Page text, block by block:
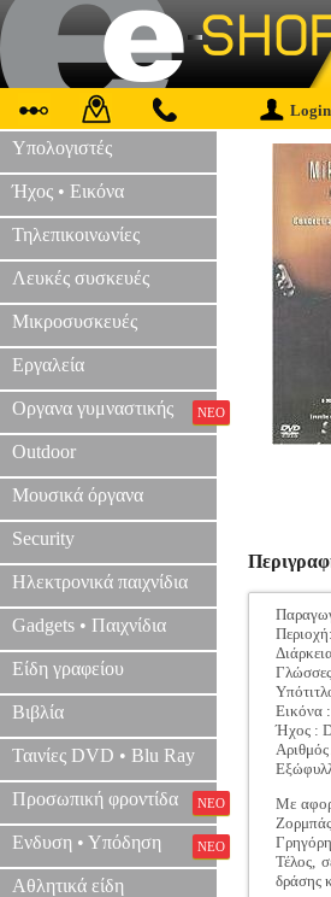
Υπολογιστές
Ήχος • Εικόνα
Τηλεπικοινωνίες
Λευκές συσκευές
Μικροσυσκευές
Εργαλεία
Οργανα γυμναστικής ΝΕΟ
Outdoor
Μουσικά όργανα
Security
Ηλεκτρονικά παιχνίδια
Gadgets • Παιχνίδια
Είδη γραφείου
Βιβλία
Ταινίες DVD • Blu Ray
Προσωπική φροντίδα ΝΕΟ
Ενδυση • Υπόδηση ΝΕΟ
Αθλητικά είδη
Εικόνα
Ήχος :
Με
Τέλος,
δράσης